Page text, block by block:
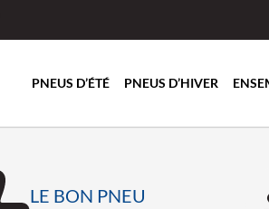
PNEUS D’ÉTÉ PNEUS D’HIVER
LE BON PNEU